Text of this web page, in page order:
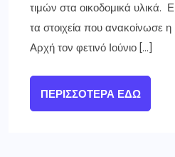
τιμών στα οικοδομικά υλικά.
τα στοιχεία που ανακοίνωσε η
Αρχή τον φετινό Ιούνιο […]
ΠΕΡΙΣΣΌΤΕΡΑ ΕΔΏ